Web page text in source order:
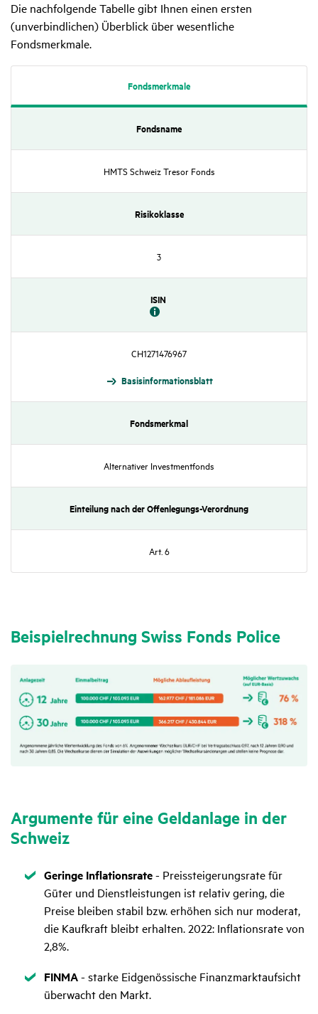
Die nachfolgende Tabelle gibt Ihnen einen ersten
(unverbindlichen) Überblick über wesentliche
Fondsmerkmale.
Fonds­merk­male
Fonds­name
HMTS Schweiz Tresor Fonds
Risi­ko­klasse
3
ISIN
CH1271476967
Basis­in­for­ma­ti­ons­blatt
Fonds­merkmal
Alter­na­tiver Invest­ment­fonds
Eintei­lung nach der Offen­le­gungs-Verord­nung
Art. 6
Beispiel­rech­nung Swiss Fonds Police
Argu­mente für eine Geld­an­lage in der
Schweiz
Zutreffend
Geringe Inflationsrate- Preissteigerungsrate für
Güter und Dienstleistungen ist relativ gering, die
Preise bleiben stabil bzw. erhöhen sich nur moderat,
die Kaufkraft bleibt erhalten. 2022: Inflationsrate von
2,8%.
Zutreffend
FINMA- starke Eidgenössische Finanzmarktaufsicht
überwacht den Markt.